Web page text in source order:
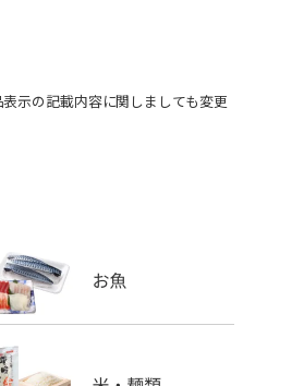
示の記載内容に関しましても変更